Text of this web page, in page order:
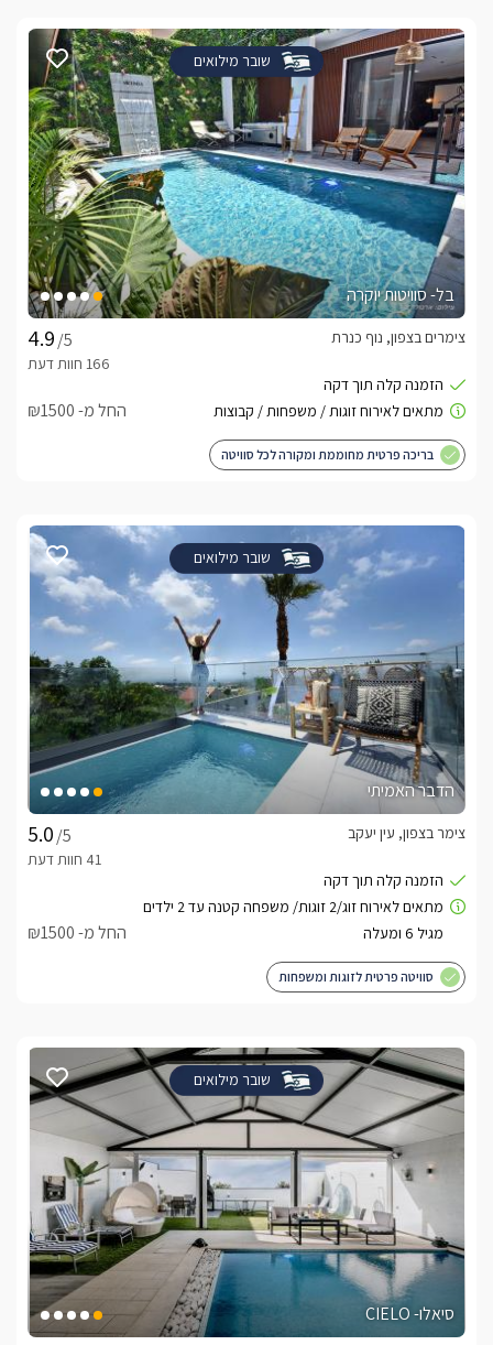
שובר מילואים
בל- סוויטות יוקרה
/5
צימרים בצפון, נוף כנרת
החל מ- ₪1500
בריכה פרטית מחוממת ומקורה לכל סוויטה
שובר מילואים
הדבר האמיתי
/5
צימר בצפון, עין יעקב
החל מ- ₪1500
סוויטה פרטית לזוגות ומשפחות
שובר מילואים
סיאלו- CIELO